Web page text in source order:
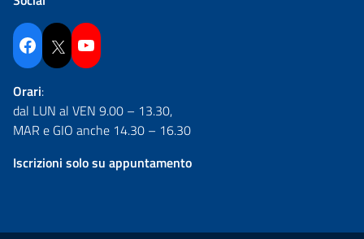
Facebook Twitter YouTube
Orari:
dal LUN al VEN 9.00 – 13.30,
MAR e GIO anche 14.30 – 16.30
Iscrizioni solo su appuntamento